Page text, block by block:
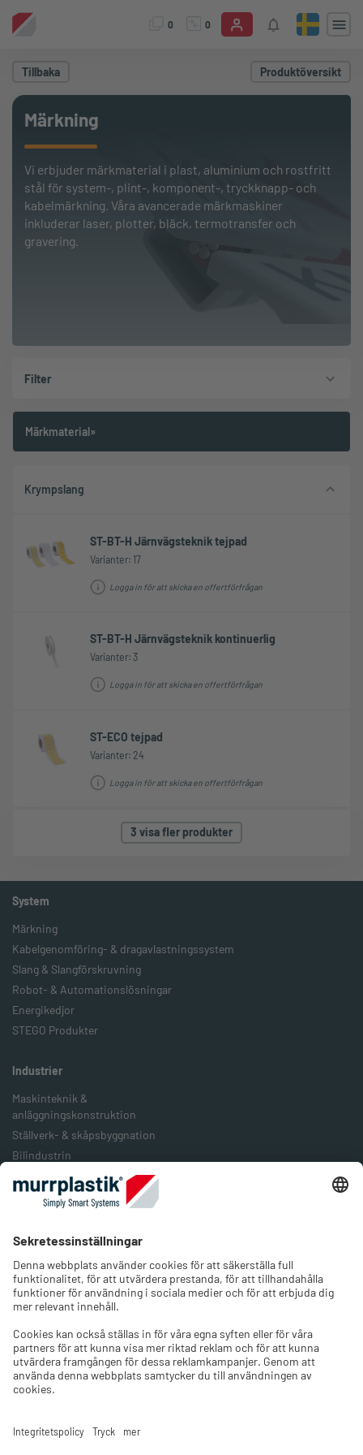
0 0
Tillbaka Produktöversikt
Märkning
Vi erbjuder märkmaterial i plast, aluminium och rostfritt
stål för system-, plint-, komponent-, tryckknapp- och
kabelmärkning. Våra avancerade märkmaskiner
inkluderar laser, plotter, bläck, termotransfer och
gravering.
Filter
Märkmaterial»
Krympslang
ST-BT-H Järnvägsteknik tejpad
Varianter: 17
Logga in för att skicka en offertförfrågan
ST-BT-H Järnvägsteknik kontinuerlig
Varianter: 3
Logga in för att skicka en offertförfrågan
ST-ECO tejpad
Varianter: 24
Logga in för att skicka en offertförfrågan
3 visa fler produkter
System
Märkning
Kabelgenomföring- & dragavlastningssystem
Slang & Slangförskruvning
Robot- & Automationslösningar
Energikedjor
STEGO Produkter
Industrier
Maskinteknik &
anläggningskonstruktion
Ställverk- & skåpsbyggnation
Bilindustrin
Järnväg & järnvägstransport
Livsmedelsindustrin
Förnybar energi
Företaget
Om oss
Kontakt
Välj butikens språk och välj det land där du befinner dig.